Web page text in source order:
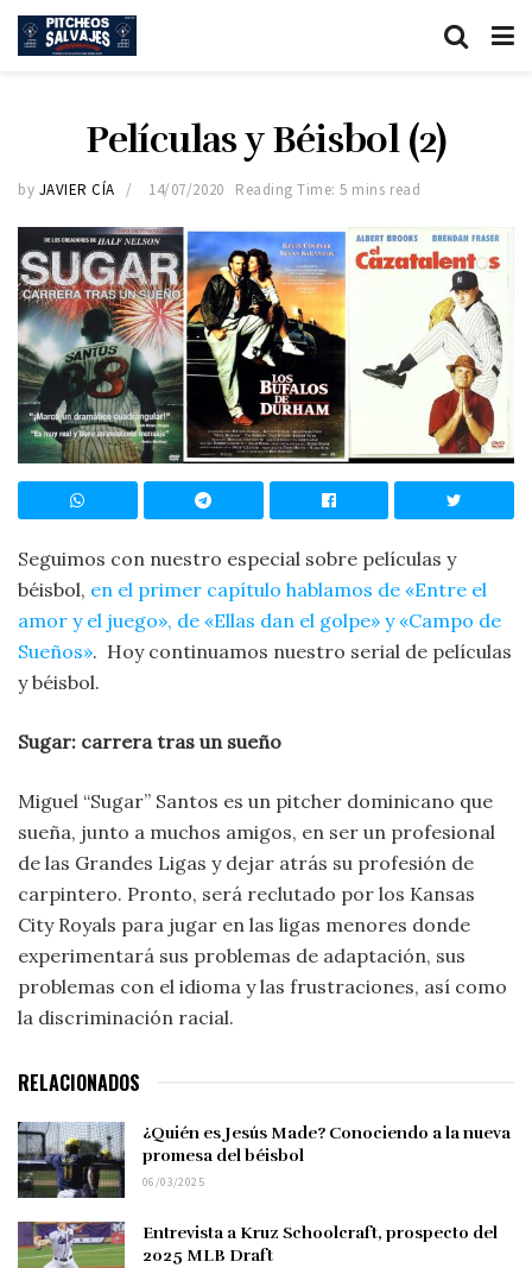
Películas y Béisbol (2)
by JAVIER CÍA 14/07/2020 Reading Time: 5 mins read
Seguimos con nuestro especial sobre películas y
béisbol, en el primer capítulo hablamos de «Entre el
amor y el juego», de «Ellas dan el golpe» y «Campo de
Sueños». Hoy continuamos nuestro serial de películas
y béisbol.
Sugar: carrera tras un sueño
Miguel “Sugar” Santos es un pitcher dominicano que
sueña, junto a muchos amigos, en ser un profesional
de las Grandes Ligas y dejar atrás su profesión de
carpintero. Pronto, será reclutado por los Kansas
City Royals para jugar en las ligas menores donde
experimentará sus problemas de adaptación, sus
problemas con el idioma y las frustraciones, así como
la discriminación racial.
RELACIONADOS
¿Quién es Jesús Made? Conociendo a la nueva
promesa del béisbol
06/03/2025
Entrevista a Kruz Schoolcraft, prospecto del
2025 MLB Draft